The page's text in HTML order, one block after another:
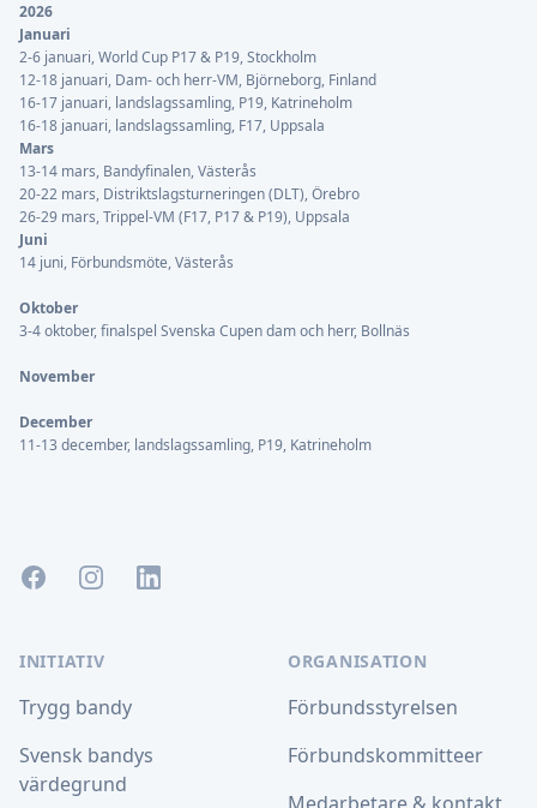
2026
Januari
2-6 januari, World Cup P17 & P19, Stockholm
12-18 januari, Dam- och herr-VM, Björneborg, Finland
16-17 januari, landslagssamling, P19, Katrineholm
16-18 januari, landslagssamling, F17, Uppsala
Mars
13-14 mars, Bandyfinalen, Västerås
20-22 mars, Distriktslagsturneringen (DLT), Örebro
26-29 mars, Trippel-VM (F17, P17 & P19), Uppsala
Juni
14 juni, Förbundsmöte, Västerås
Oktober
3-4 oktober, finalspel Svenska Cupen dam och herr, Bollnäs
November
December
11-13 december, landslagssamling, P19, Katrineholm
FacebookInstagramLinkedIn
INITIATIV
Trygg bandy
Svensk bandys
värdegrund
ORGANISATION
Förbundsstyrelsen
Förbundskommitteer